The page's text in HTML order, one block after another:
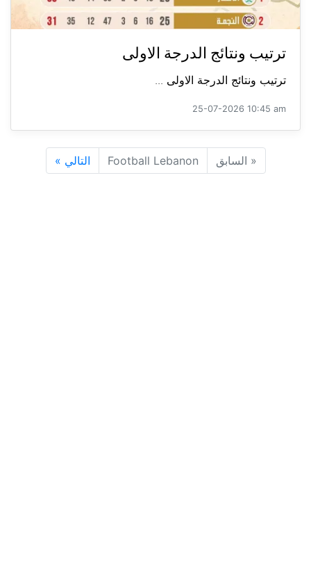
ترتيب ونتائج الدرجة الاولى
ترتيب ونتائج الدرجة الاولى ...
25-07-2026 10:45 am
« السابق Football Lebanon التالي »